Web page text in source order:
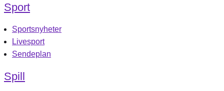
Sport
Sportsnyheter
Livesport
Sendeplan
Spill